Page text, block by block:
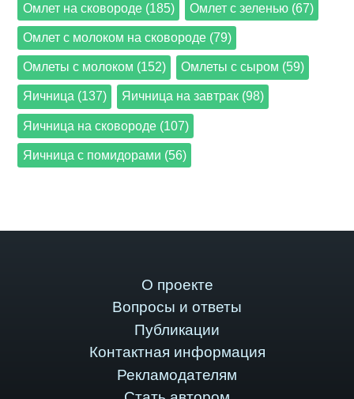
Омлет на сковороде (185) Омлет с зеленью (67)
Омлет с молоком на сковороде (79)
Омлеты с молоком (152) Омлеты с сыром (59)
Яичница (137) Яичница на завтрак (98)
Яичница на сковороде (107)
Яичница с помидорами (56)
О проекте
Вопросы и ответы
Публикации
Контактная информация
Рекламодателям